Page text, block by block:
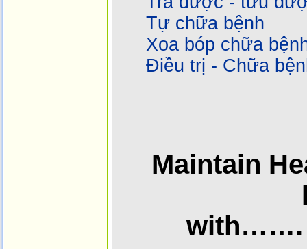
Tự chữa bệnh
Xoa bóp chữa
Điều trị - Chữa
Maintain
with…….